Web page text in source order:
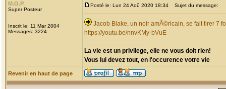
M.O.P.
Super Posteur
Inscrit le: 11 Mar 2004
Messages: 3224
Posté le: Lun 24 Aoû 2020 18:34 Sujet du message:
Jacob Blake, un noir amÃ©ricain, se fait tirer 7
https://youtu.be/nnvKMy-bVuE
La vie est un privilege, elle ne vous doit rien!
Vous lui devez tout, en l'occurence votre vie
Revenir en haut de page